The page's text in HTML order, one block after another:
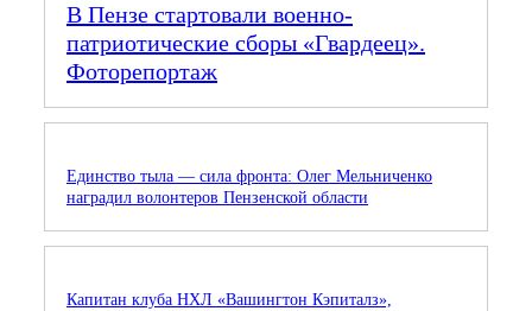
В Пензе стартовали военно-
патриотические сборы «Гвардеец».
Фоторепортаж
Единство тыла — сила фронта: Олег Мельниченко
наградил волонтеров Пензенской области
Капитан клуба НХЛ «Вашингтон Кэпиталз»,